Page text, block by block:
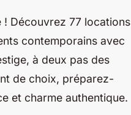
! Découvrez 77 locations
contemporains avec
à deux pas des
de choix, préparez-
et charme authentique.